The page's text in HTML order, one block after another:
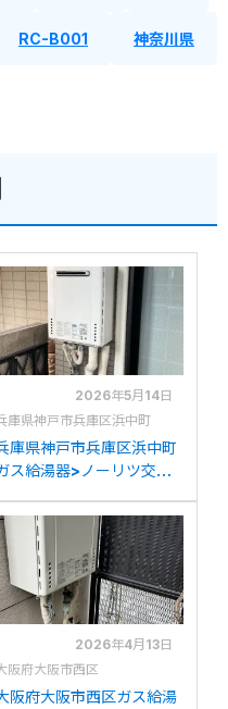
RC-B001 神奈川県
2026年5月14日
庫県神戸市兵庫区浜中町
庫県神戸市兵庫区浜中町
ス給湯器>ノーリツ交換
2450SAWXからノー
ツGT-2470SAW BLへ
交換
2026年4月13日
阪府大阪市西区
阪府大阪市西区ガス給湯